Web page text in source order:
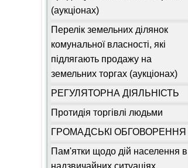
(аукціонах)
Перелік земельних ділянок
комунальної власності, які
підлягають продажу на
земельних торгах (аукціонах)
РЕГУЛЯТОРНА ДІЯЛЬНІСТЬ
Протидія торгівлі людьми
ГРОМАДСЬКІ ОБГОВОРЕННЯ
Пам'ятки щодо дій населення в
надзвичайних ситуаціях